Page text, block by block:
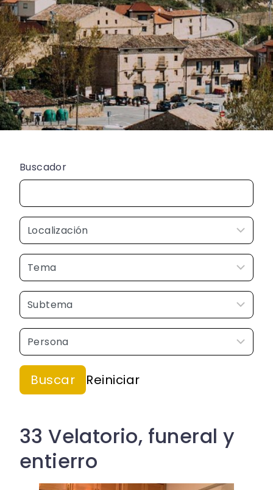
Buscador
33 Velatorio, funeral y
entierro